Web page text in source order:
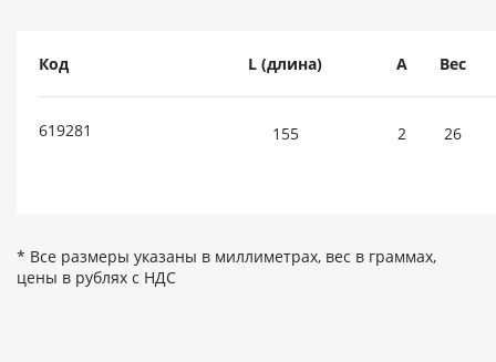
Код L (длина) A Вес
619281 155 2 26
* Все размеры указаны в миллиметрах, вес в граммах,
цены в рублях с НДС